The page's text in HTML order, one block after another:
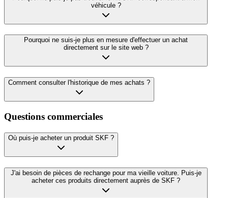
véhicule ?
Pourquoi ne suis-je plus en mesure d'effectuer un achat
directement sur le site web ?
Comment consulter l'historique de mes achats ?
Questions commerciales
Où puis-je acheter un produit SKF ?
J'ai besoin de pièces de rechange pour ma vieille voiture. Puis-je
acheter ces produits directement auprès de SKF ?